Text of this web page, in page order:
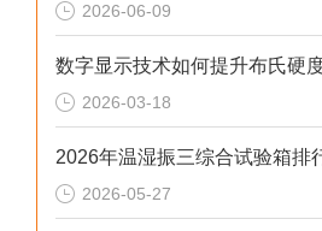
2026-06-09
2026-03-18
2026-05-27